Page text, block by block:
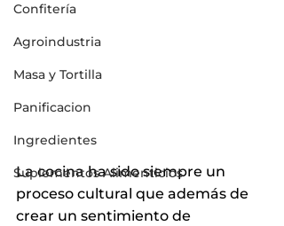
Confitería
Agroindustria
Masa y Tortilla
Panificacion
Ingredientes
Suplementos Alimenticios
La cocina ha sido siempre un
proceso cultural que además de
crear un sentimiento de